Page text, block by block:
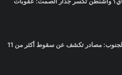
مجزرة في الجنوب: مصادر تكشف عن سقوط أكثر من 11